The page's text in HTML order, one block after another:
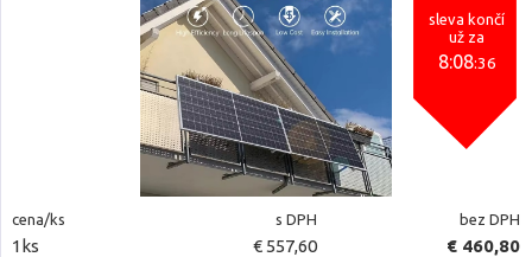
sleva končí
už za
8:08:35
cena/ks s DPH bez DPH
1ks € 557,60 € 460,80